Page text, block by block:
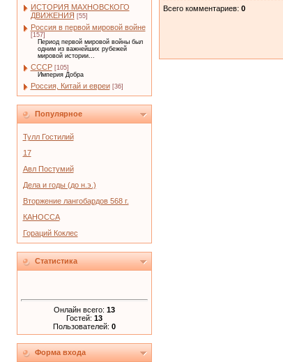
ИСТОРИЯ МАХНОВСКОГО
ДВИЖЕНИЯ [55]
Россия в первой мировой войне
[157]
Период первой мировой войны был
одним из важнейших рубежей
мировой истории...
СССР [105]
Империя Добра
Россия, Китай и евреи [36]
Популярное
Тулл Гостилий
17
Авл Постумий
Дела и годы (до н.э.)
Вторжение лангобардов 568 г.
КАНОССА
Гораций Коклес
Статистика
Онлайн всего: 13
Гостей: 13
Пользователей: 0
Форма входа
Всего комментариев: 0